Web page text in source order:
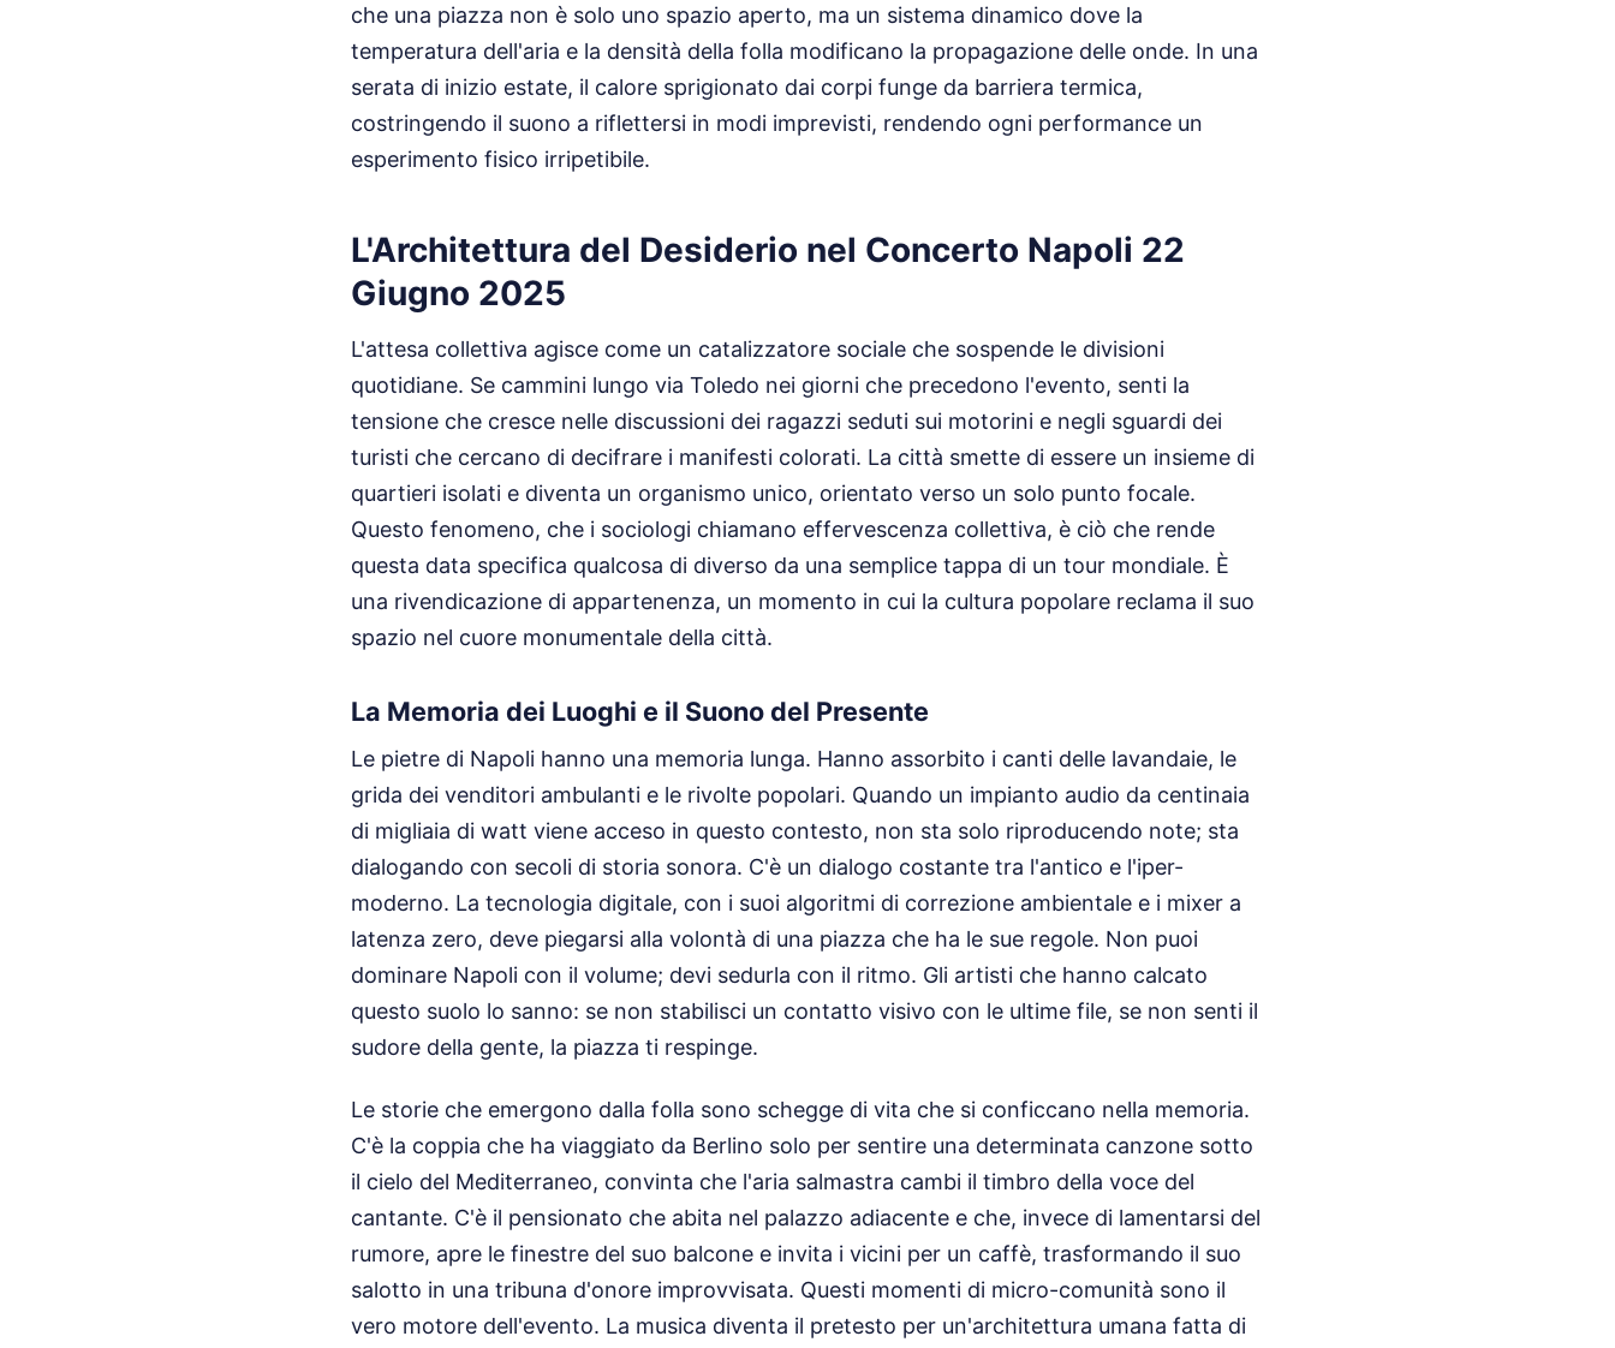
che una piazza non è solo uno spazio aperto, ma un sistema dinamico dove la
temperatura dell'aria e la densità della folla modificano la propagazione delle onde. In una
serata di inizio estate, il calore sprigionato dai corpi funge da barriera termica,
costringendo il suono a riflettersi in modi imprevisti, rendendo ogni performance un
esperimento fisico irripetibile.
L'Architettura del Desiderio nel Concerto Napoli 22
Giugno 2025
L'attesa collettiva agisce come un catalizzatore sociale che sospende le divisioni
quotidiane. Se cammini lungo via Toledo nei giorni che precedono l'evento, senti la
tensione che cresce nelle discussioni dei ragazzi seduti sui motorini e negli sguardi dei
turisti che cercano di decifrare i manifesti colorati. La città smette di essere un insieme di
quartieri isolati e diventa un organismo unico, orientato verso un solo punto focale.
Questo fenomeno, che i sociologi chiamano effervescenza collettiva, è ciò che rende
questa data specifica qualcosa di diverso da una semplice tappa di un tour mondiale. È
una rivendicazione di appartenenza, un momento in cui la cultura popolare reclama il suo
spazio nel cuore monumentale della città.
La Memoria dei Luoghi e il Suono del Presente
Le pietre di Napoli hanno una memoria lunga. Hanno assorbito i canti delle lavandaie, le
grida dei venditori ambulanti e le rivolte popolari. Quando un impianto audio da centinaia
di migliaia di watt viene acceso in questo contesto, non sta solo riproducendo note; sta
dialogando con secoli di storia sonora. C'è un dialogo costante tra l'antico e l'iper-
moderno. La tecnologia digitale, con i suoi algoritmi di correzione ambientale e i mixer a
latenza zero, deve piegarsi alla volontà di una piazza che ha le sue regole. Non puoi
dominare Napoli con il volume; devi sedurla con il ritmo. Gli artisti che hanno calcato
questo suolo lo sanno: se non stabilisci un contatto visivo con le ultime file, se non senti il
sudore della gente, la piazza ti respinge.
Le storie che emergono dalla folla sono schegge di vita che si conficcano nella memoria.
C'è la coppia che ha viaggiato da Berlino solo per sentire una determinata canzone sotto
il cielo del Mediterraneo, convinta che l'aria salmastra cambi il timbro della voce del
cantante. C'è il pensionato che abita nel palazzo adiacente e che, invece di lamentarsi del
rumore, apre le finestre del suo balcone e invita i vicini per un caffè, trasformando il suo
salotto in una tribuna d'onore improvvisata. Questi momenti di micro-comunità sono il
vero motore dell'evento. La musica diventa il pretesto per un'architettura umana fatta di